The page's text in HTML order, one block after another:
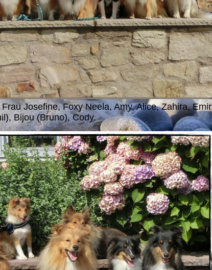
Josefine, Foxy Neela, Amy, Alice, Zahira, Emir
Bijou (Bruno), Cody.